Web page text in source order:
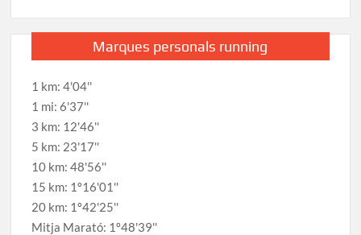
Marques personals running
1 km: 4'04''
1 mi: 6'37''
3 km: 12'46''
5 km: 23'17''
10 km: 48'56''
15 km: 1º16'01''
20 km: 1º42'25''
Mitja Marató: 1º48'39''